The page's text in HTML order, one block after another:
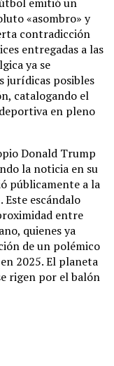
«asombro» y
contradicción
entregadas a las
ya se
jurídicas posibles
catalogando el
en pleno
Donald Trump
la noticia en su
públicamente a la
escándalo
entre
quienes ya
de un polémico
2025. El planeta
rigen por el balón